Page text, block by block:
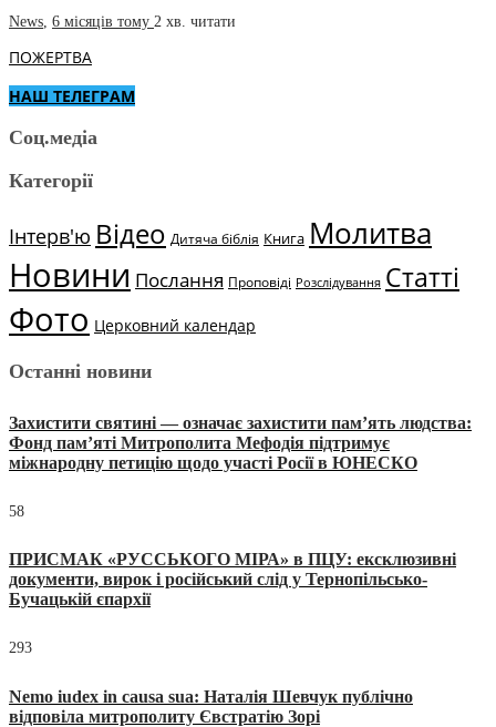
News, 6 місяців тому 2 хв. читати
ПОЖЕРТВА
НАШ ТЕЛЕГРАМ
Соц.медіа
Категорії
Інтерв'ю Відео Дитяча біблія Книга Молитва
Новини Послання Проповіді Розслідування Статті
Фото Церковний календар
Останні новини
Захистити святині — означає захистити пам’ять людства:
Фонд пам’яті Митрополита Мефодія підтримує
міжнародну петицію щодо участі Росії в ЮНЕСКО
58
ПРИСМАК «РУССЬКОГО МІРА» в ПЦУ: ексклюзивні
документи, вирок і російський слід у Тернопільсько-
Бучацькій єпархії
293
Nemo iudex in causa sua: Наталія Шевчук публічно
відповіла митрополиту Євстратію Зорі